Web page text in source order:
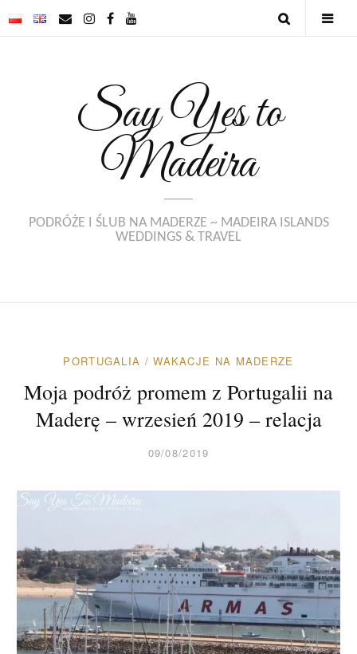
Say Yes to
Madeira
PODRÓŻE I ŚLUB NA MADERZE ~ MADEIRA ISLANDS
WEDDINGS & TRAVEL
PORTUGALIA /WAKACJE NA MADERZE
Moja podróż promem z Portugalii na
Maderę – wrzesień 2019 – relacja
09/08/2019